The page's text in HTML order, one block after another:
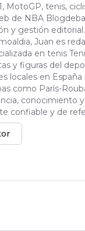
MotoGP, tenis,
de NBA
y gestión editorial.
Juan es
en tenis
y figuras del
locales en
como París-
conocimiento
confiable y de